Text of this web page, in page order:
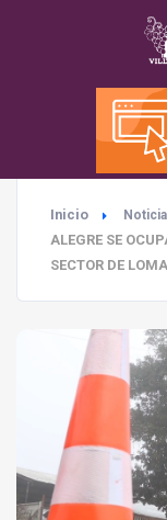
Inicio
ALEGRE SE
SECTOR DE